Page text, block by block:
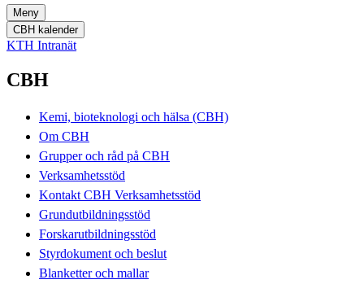
Meny
CBH kalender
KTH Intranät
CBH
Kemi, bioteknologi och hälsa (CBH)
Om CBH
Grupper och råd på CBH
Verksamhetsstöd
Kontakt CBH Verksamhetsstöd
Grundutbildningsstöd
Forskarutbildningsstöd
Styrdokument och beslut
Blanketter och mallar